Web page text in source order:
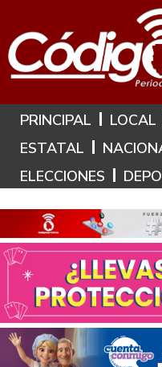
Hoy es: 6
PRINCIPAL LOCAL
ESTATAL
ELECCIONES